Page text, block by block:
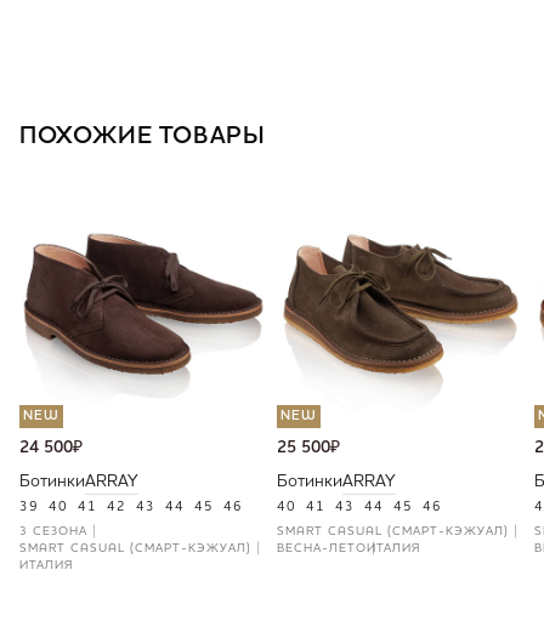
ПОХОЖИЕ ТОВАРЫ
NEW
24 500₽
БотинкиARRAY
39 40 41 42 43 44 45 46
3 СЕЗОНА
SMART CASUAL (СМАРТ-КЭЖУАЛ)
ИТАЛИЯ
NEW
25 500₽
БотинкиARRAY
40 41 43 44 45 46
SMART CASUAL (СМАРТ-КЭЖУАЛ)
ВЕСНА-ЛЕТО ИТАЛИЯ